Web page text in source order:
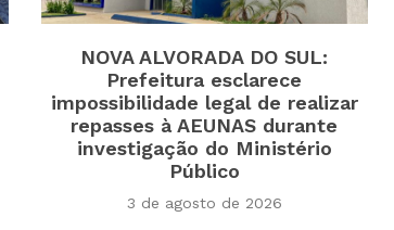
NOVA ALVORADA DO SUL:
Prefeitura esclarece
impossibilidade legal de realizar
repasses à AEUNAS durante
investigação do Ministério
Público
3 de agosto de 2026